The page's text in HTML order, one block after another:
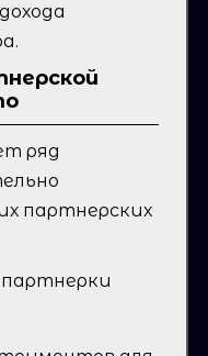
ряд
партнерских